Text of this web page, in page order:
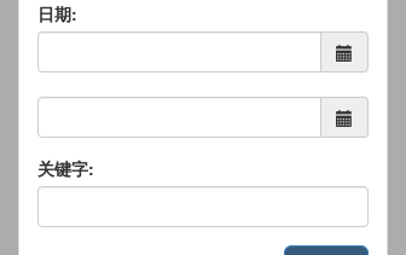
日期:
关键字: